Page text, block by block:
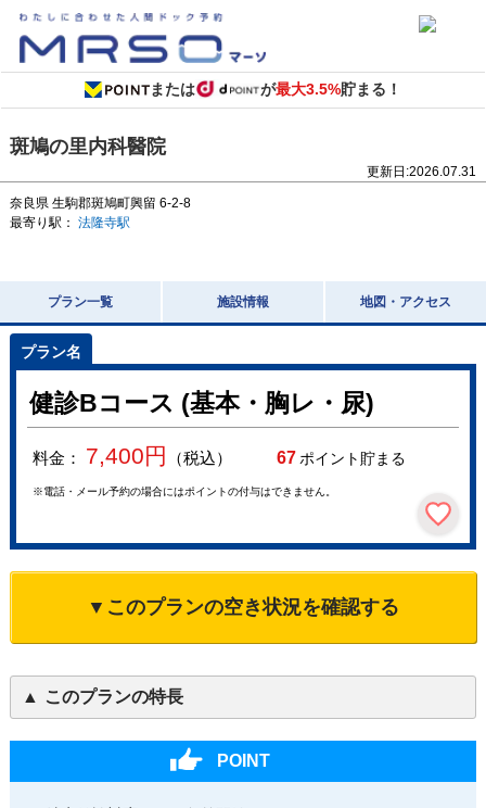
または が最大3.5%貯まる！
斑鳩の里内科醫院
更新日:2026.07.31
奈良県 生駒郡斑鳩町興留 6-2-8
最寄り駅： 法隆寺駅
プラン一覧 施設情報 地図・アクセス
健診Bコース (基本・胸レ・尿)
料金： 7,400円 （税込） 67ポイント貯まる
※電話・メール予約の場合にはポイントの付与はできません。
▼このプランの空き状況を確認する
このプランの特長
POINT